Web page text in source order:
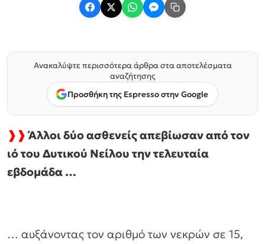
Ανακαλύψτε περισσότερα άρθρα στα αποτελέσματα
αναζήτησης
Προσθήκη της Espresso στην Google
❱❱ Άλλοι δύο ασθενείς απεβίωσαν από τον
ιό του Δυτικού Νείλου την τελευταία
εβδομάδα …
… αυξάνοντας τον αριθμό των νεκρών σε 15,